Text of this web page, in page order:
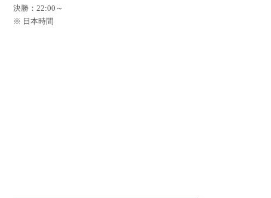
決勝：22:00～
※ 日本時間